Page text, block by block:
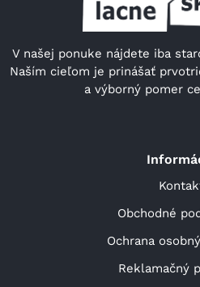
V našej ponuke nájdete iba
Naším cieľom je prinášať
a výborný pomer
Obchodné
Ochrana
Reklamačný